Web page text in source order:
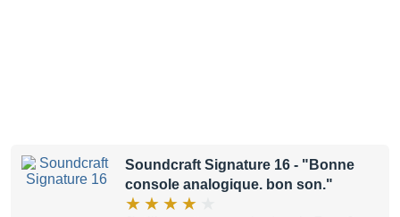
Soundcraft Signature 16 - "Bonne
console analogique. bon son."